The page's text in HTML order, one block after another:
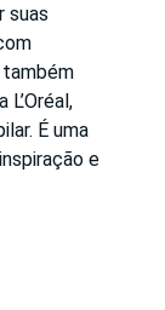
suas
É uma
e